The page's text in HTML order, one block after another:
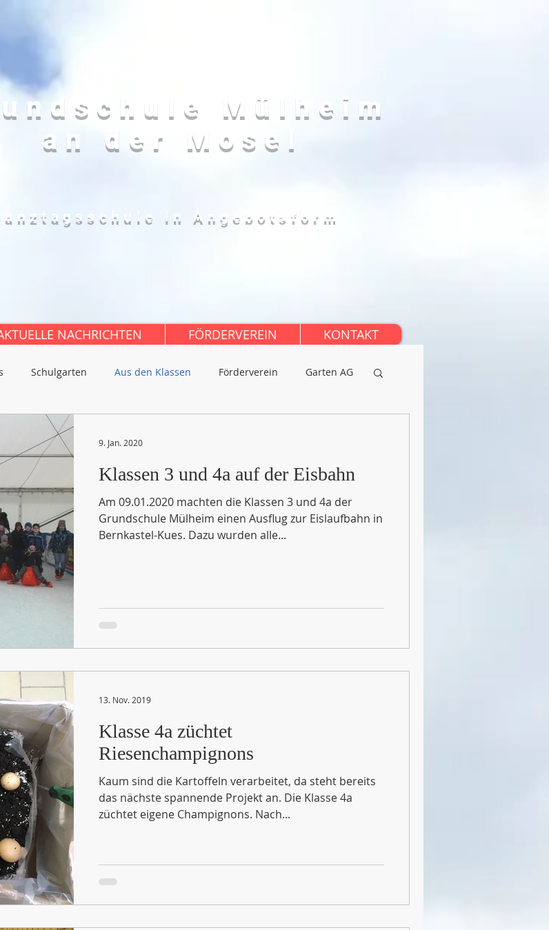
Mülheim
an der Mosel
in Angebotsform
NACHRICHTEN FÖRDERVEREIN KONTAKT
Schulgarten Aus den Klassen Förderverein Garten AG
Klassen 3 und 4a auf der Eisbahn
Am 09.01.2020 machten die Klassen 3 und 4a der
Grundschule Mülheim einen Ausflug zur Eislaufbahn in
Bernkastel-Kues. Dazu wurden alle...
9. Jan. 2020
Klasse 4a züchtet
Riesenchampignons
Kaum sind die Kartoffeln verarbeitet, da steht bereits
das nächste spannende Projekt an. Die Klasse 4a
züchtet eigene Champignons. Nach...
13. Nov. 2019